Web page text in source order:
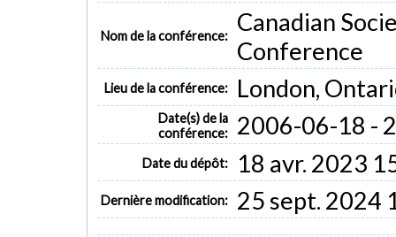
Nom de la conférence:
Canadian
Conference
Lieu de la conférence: London,
Date(s) de la
conférence:
2006-06-18 -
Date du dépôt: 18 avr. 2023
Dernière modification: 25 sept. 2024